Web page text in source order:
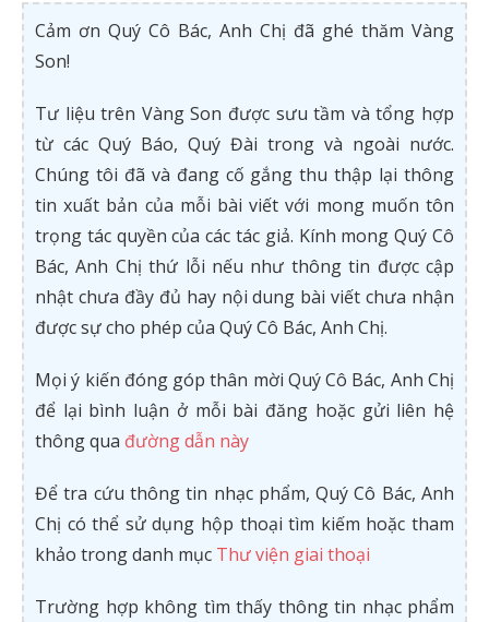
Cảm ơn Quý Cô Bác, Anh Chị đã ghé thăm Vàng
Son!
Tư liệu trên Vàng Son được sưu tầm và tổng hợp
từ các Quý Báo, Quý Đài trong và ngoài nước.
Chúng tôi đã và đang cố gắng thu thập lại thông
tin xuất bản của mỗi bài viết với mong muốn tôn
trọng tác quyền của các tác giả. Kính mong Quý Cô
Bác, Anh Chị thứ lỗi nếu như thông tin được cập
nhật chưa đầy đủ hay nội dung bài viết chưa nhận
được sự cho phép của Quý Cô Bác, Anh Chị.
Mọi ý kiến đóng góp thân mời Quý Cô Bác, Anh Chị
để lại bình luận ở mỗi bài đăng hoặc gửi liên hệ
thông qua đường dẫn này
Để tra cứu thông tin nhạc phẩm, Quý Cô Bác, Anh
Chị có thể sử dụng hộp thoại tìm kiếm hoặc tham
khảo trong danh mục Thư viện giai thoại
Trường hợp không tìm thấy thông tin nhạc phẩm